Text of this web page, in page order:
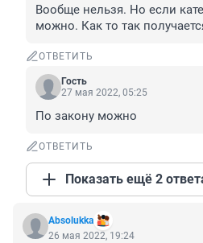
Вообще нельзя. Но если
можно. Как то так
ОТВЕТИТЬ
Гость
27 мая 2022, 05:25
По закону можно
ОТВЕТИТЬ
Показать ещё 2
Absolukka
26 мая 2022, 19:24